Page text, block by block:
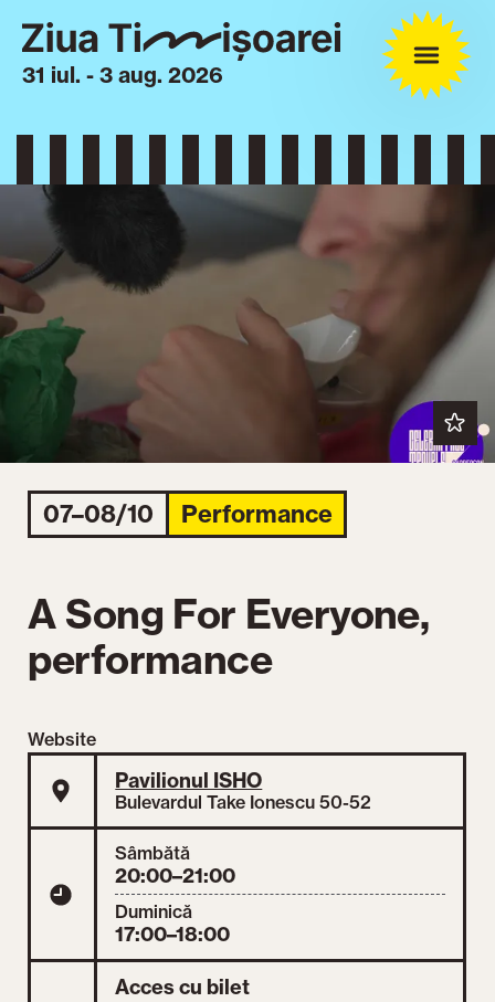
31 iul. - 3 aug. 2026
07–08/10 Performance
A Song For Everyone,
performance
Website
Pavilionul ISHO
Bulevardul Take Ionescu 50-52
Sâmbătă
20:00–21:00
Duminică
17:00–18:00
Acces cu bilet